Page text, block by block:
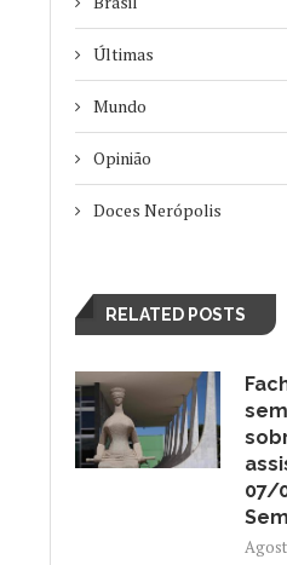
Últimas
Mundo
Opinião
Doces Nerópolis
RELATED POSTS
07/